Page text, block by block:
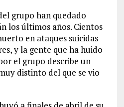
grupo han quedado
los últimos años. Cientos
en ataques suicidas
y la gente que ha huido
el grupo describe un
distinto del que se vio